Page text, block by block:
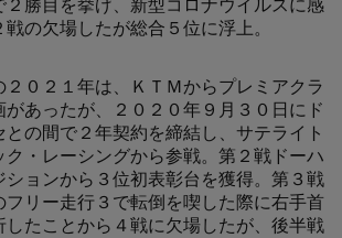
２勝目を挙げ、新型コロナウイルスに感
の欠場したが総合５位に浮上。
２０２１年は、ＫＴＭからプレミアクラ
があったが、２０２０年９月３０日にド
との間で２年契約を締結し、サテライト
ク・レーシングから参戦。第２戦ドーハ
ションから３位初表彰台を獲得。第３戦
フリー走行３で転倒を喫した際に右手首
したことから４戦に欠場したが、後半戦